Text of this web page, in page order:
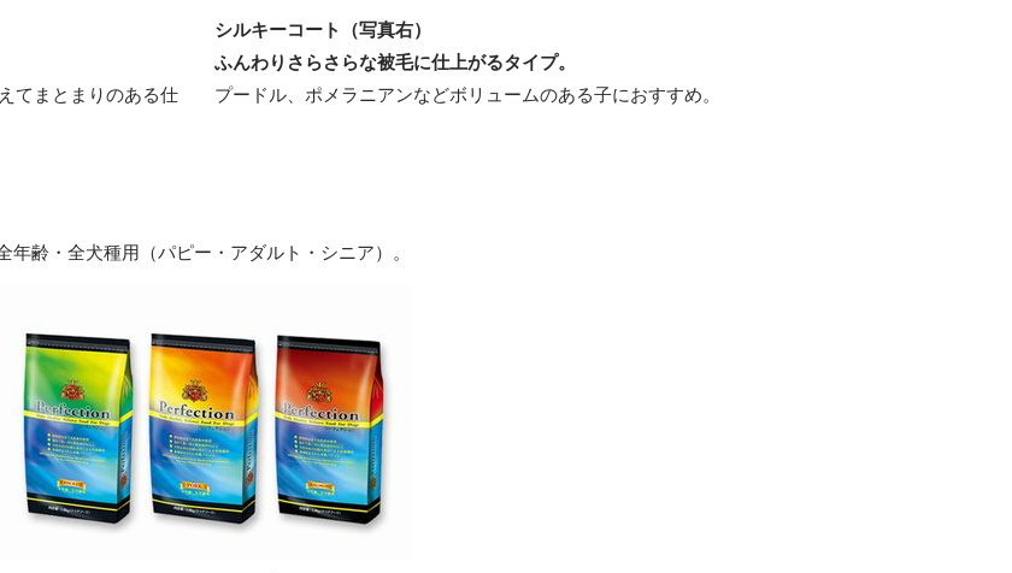
てまとまりのある仕
シルキーコート（写真右）
ふんわりさらさらな被毛に仕上がるタイプ。
プードル、ポメラニアンなどボリュームのある子におすすめ。
年齢・全犬種用（パピー・アダルト・シニア）。